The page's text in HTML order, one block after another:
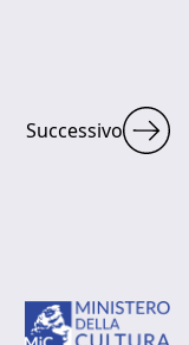
Successivo